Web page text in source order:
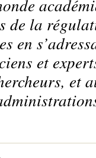
de la
en
et
et